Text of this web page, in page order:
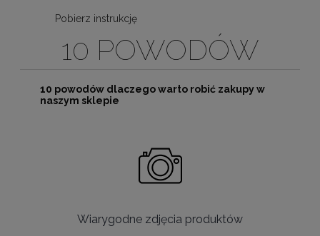
Pobierz instrukcję
10 POWODÓW
10 powodów dlaczego warto robić zakupy w
naszym sklepie
Wiarygodne zdjęcia produktów